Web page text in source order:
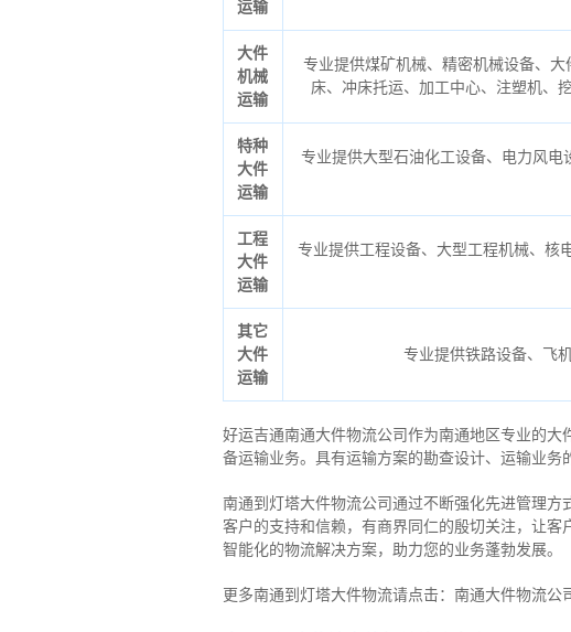
运输
大件
机械
运输
专业提供煤矿机械、精密机械设备、
床、冲床托运、加工中心、注塑机、
特种
大件
运输
专业提供大型石油化工设备、电力风
工程
大件
运输
专业提供工程设备、大型工程机械、核
其它
大件
运输
专业提供铁路设备、飞
好运吉通南通大件物流公司作为南通地区专业的
备运输业务。具有运输方案的勘查设计、运输业
南通到灯塔大件物流公司通过不断强化先进管理方
客户的支持和信赖，有商界同仁的殷切关注， 让客
智能化的物流解决方案，助力您的业务蓬勃发展。
更多南通到灯塔大件物流请点击：南通大件物流公